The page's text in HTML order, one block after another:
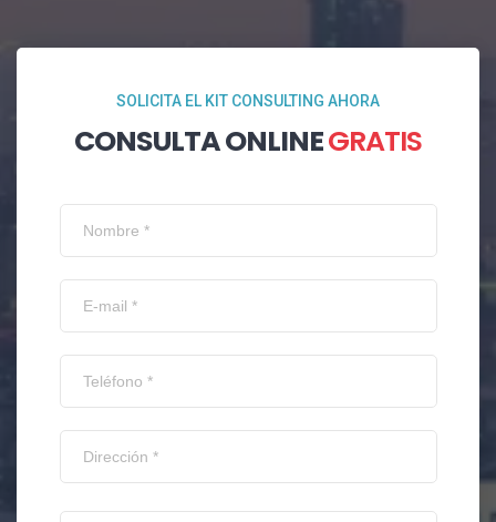
SOLICITA EL KIT CONSULTING AHORA
CONSULTA ONLINEGRATIS